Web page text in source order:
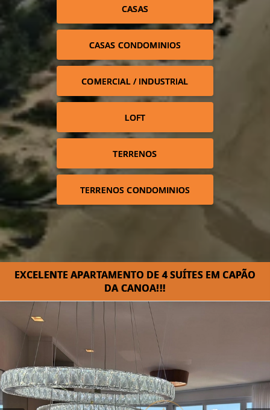
CASAS
CASAS CONDOMINIOS
COMERCIAL / INDUSTRIAL
LOFT
TERRENOS
TERRENOS CONDOMINIOS
EXCELENTE APARTAMENTO DE 4 SUÍTES EM CAPÃO
DA CANOA!!!